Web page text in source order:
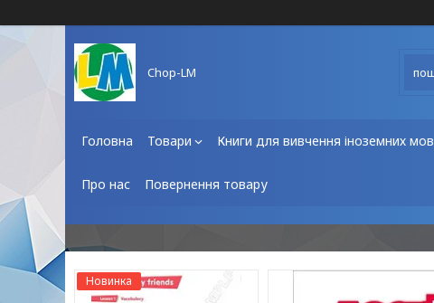
Chop-LM
Головна Товари Книги для вивчення іноземних мов
Про нас Повернення товару
Новинка